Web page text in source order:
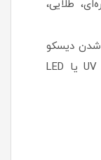
طلایی،
دیسکو
ژل، نیاز به استفاده از دستگاه‌های UV یا LED